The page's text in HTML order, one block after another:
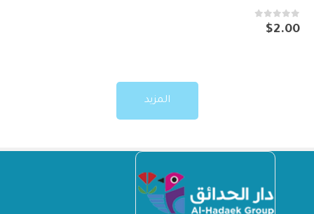
0
out of 5
$2.00
المزيد